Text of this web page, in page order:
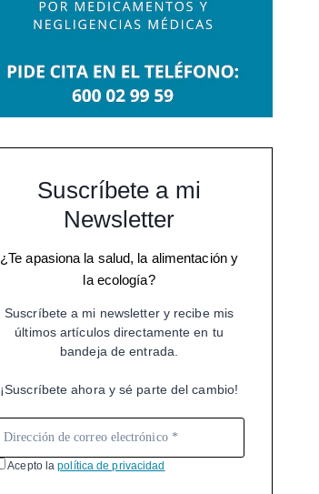
Suscríbete a mi
Newsletter
¿Te apasiona la salud, la alimentación y
la ecología?
Suscríbete a mi newsletter y recibe mis
últimos artículos directamente en tu
bandeja de entrada.
¡Suscríbete ahora y sé parte del cambio!
Acepto lapolítica de privacidad